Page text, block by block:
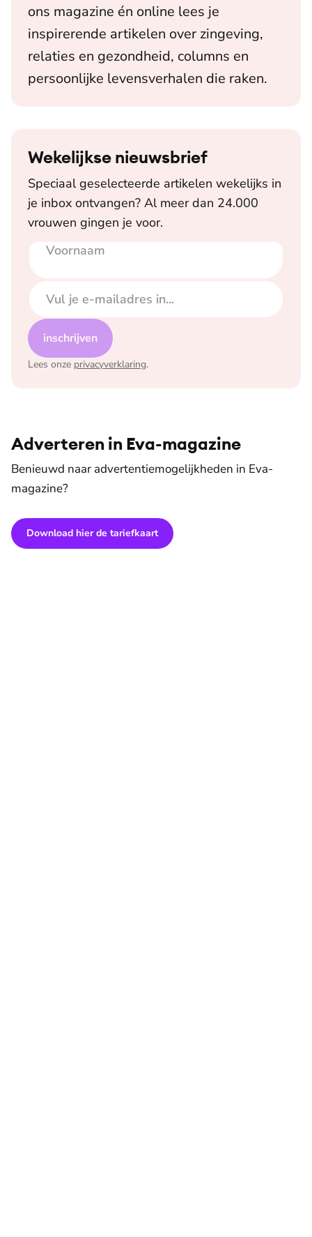
ons magazine én online lees je
inspirerende artikelen over zingeving,
relaties en gezondheid, columns en
persoonlijke levensverhalen die raken.
Wekelijkse nieuwsbrief
Speciaal geselecteerde artikelen wekelijks in
je inbox ontvangen? Al meer dan 24.000
vrouwen gingen je voor.
Voornaam
E-mailadres
inschrijven
Lees onze privacyverklaring.
Adverteren in Eva-magazine
Benieuwd naar advertentiemogelijkheden in Eva-
magazine?
Download hier de tariefkaart